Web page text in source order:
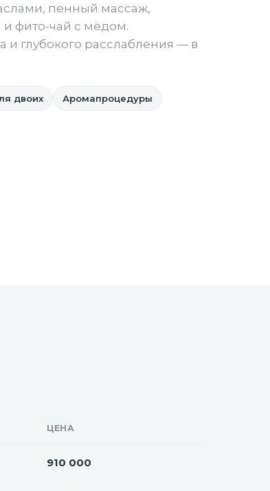
пенный массаж,
фито-чай с мёдом.
глубокого расслабления — в
двоих Аромапроцедуры
ЦЕНА
910 000